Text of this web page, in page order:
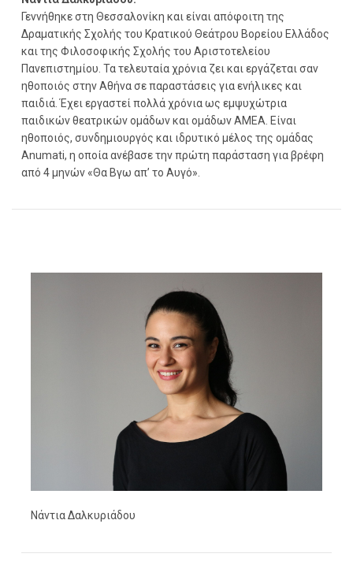
Γεννήθηκε στη Θεσσαλονίκη και είναι απόφοιτη της
Δραματικής Σχολής του Κρατικού Θεάτρου Βορείου Ελλάδος
και της Φιλοσοφικής Σχολής του Αριστοτελείου
Πανεπιστημίου. Τα τελευταία χρόνια ζει και εργάζεται σαν
ηθοποιός στην Αθήνα σε παραστάσεις για ενήλικες και
παιδιά. Έχει εργαστεί πολλά χρόνια ως εμψυχώτρια
παιδικών θεατρικών ομάδων και ομάδων ΑΜΕΑ. Είναι
ηθοποιός, συνδημιουργός και ιδρυτικό μέλος της ομάδας
Anumati, η οποία ανέβασε την πρώτη παράσταση για βρέφη
από 4 μηνών «Θα Βγω απ’ το Αυγό».
Νάντια Δαλκυριάδου